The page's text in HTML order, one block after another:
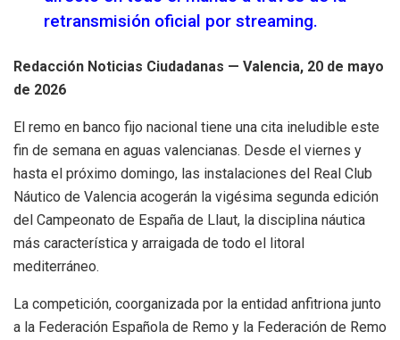
retransmisión oficial por streaming.
Redacción Noticias Ciudadanas — Valencia, 20 de mayo
de 2026
El remo en banco fijo nacional tiene una cita ineludible este
fin de semana en aguas valencianas. Desde el viernes y
hasta el próximo domingo, las instalaciones del Real Club
Náutico de Valencia acogerán la vigésima segunda edición
del Campeonato de España de Llaut, la disciplina náutica
más característica y arraigada de todo el litoral
mediterráneo.
La competición, coorganizada por la entidad anfitriona junto
a la Federación Española de Remo y la Federación de Remo